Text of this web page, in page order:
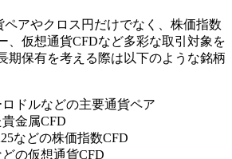
ペアやクロス円だけでなく、株価指数
、仮想通貨CFDなど多彩な取引対象を
期保有を考える際は以下のような銘柄
ドルなどの主要通貨ペア
金属CFD
などの株価指数CFD
の仮想通貨CFD